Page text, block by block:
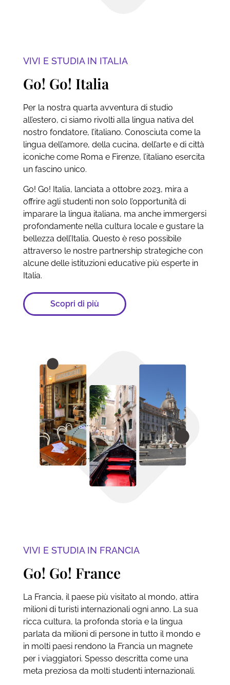
VIVI E STUDIA IN ITALIA
Go! Go! Italia
Per la nostra quarta avventura di studio
all’estero, ci siamo rivolti alla lingua nativa del
nostro fondatore, l’italiano. Conosciuta come la
lingua dell’amore, della cucina, dell’arte e di città
iconiche come Roma e Firenze, l’italiano esercita
un fascino unico.
Go! Go! Italia, lanciata a ottobre 2023, mira a
offrire agli studenti non solo l’opportunità di
imparare la lingua italiana, ma anche immergersi
profondamente nella cultura locale e gustare la
bellezza dell’Italia. Questo è reso possibile
attraverso le nostre partnership strategiche con
alcune delle istituzioni educative più esperte in
Italia.
Scopri di più
VIVI E STUDIA IN FRANCIA
Go! Go! France
La Francia, il paese più visitato al mondo, attira
milioni di turisti internazionali ogni anno. La sua
ricca cultura, la profonda storia e la lingua
parlata da milioni di persone in tutto il mondo e
in molti paesi rendono la Francia un magnete
per i viaggiatori. Spesso descritta come una
meta preziosa da molti studenti internazionali.